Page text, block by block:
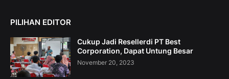
PILIHAN EDITOR
Cukup Jadi Resellerdi PT Best
Corporation, Dapat Untung Besar
November 20, 2023